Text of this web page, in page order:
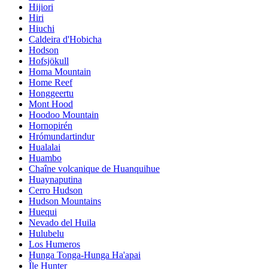
Hijiori
Hiri
Hiuchi
Caldeira d'Hobicha
Hodson
Hofsjökull
Homa Mountain
Home Reef
Honggeertu
Mont Hood
Hoodoo Mountain
Hornopirén
Hrómundartindur
Hualalai
Huambo
Chaîne volcanique de Huanquihue
Huaynaputina
Cerro Hudson
Hudson Mountains
Huequi
Nevado del Huila
Hulubelu
Los Humeros
Hunga Tonga-Hunga Ha'apai
Île Hunter